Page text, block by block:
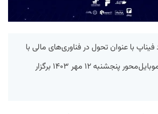
با عنوان تحول در فناوری‌های مالی با
تمرکز بر نوآوری موبایل‌محور پنجشنبه ۱۲ مهر ۱۴۰۳ برگزار